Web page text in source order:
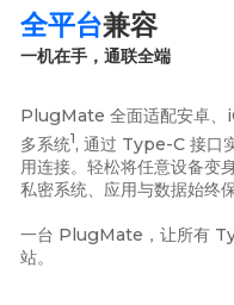
全平台兼容
一机在手，通联全端
PlugMate 全面适配安卓
多系统1, 通过 Type-C 接口
用连接。轻松将任意设备变
私密系统、应用与数据始终
一台 PlugMate，让所有
站。